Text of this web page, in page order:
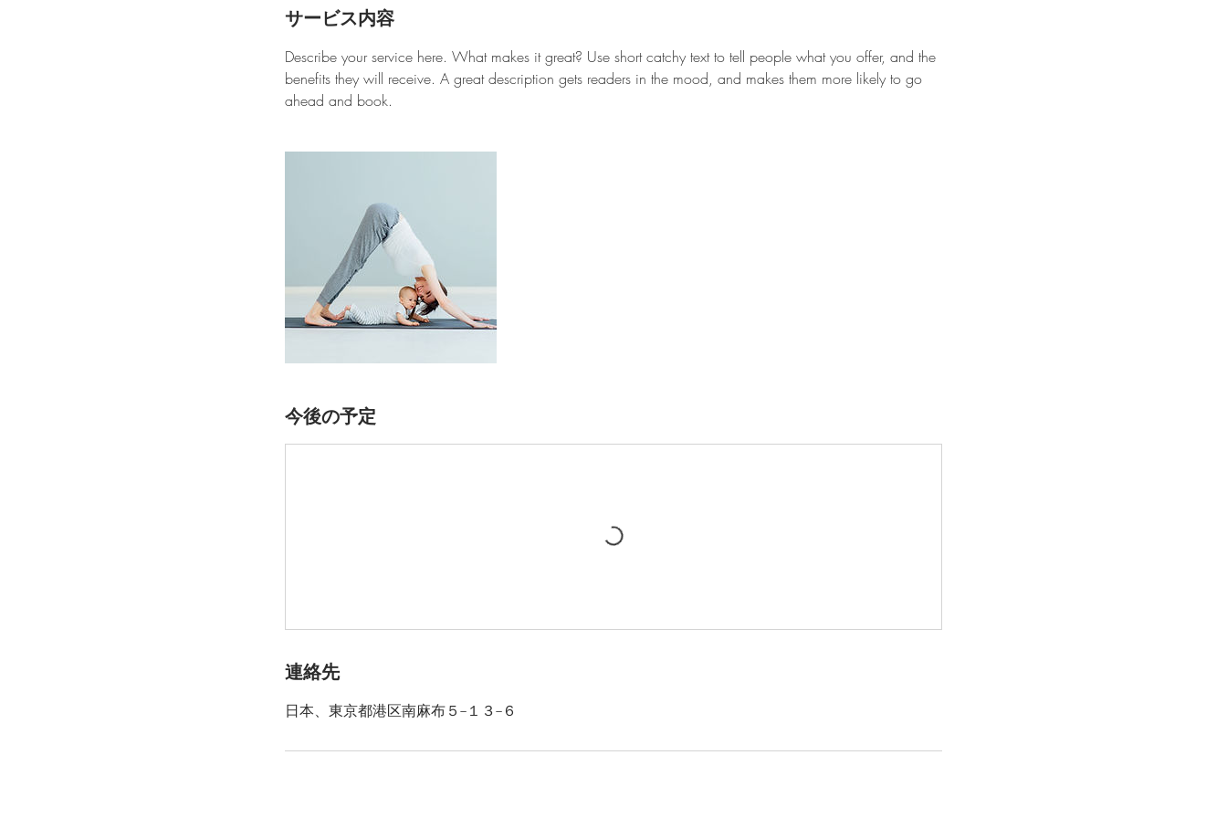
サービス内容
Describe your service here. What makes it great? Use short catchy text to tell people what you offer, and the
benefits they will receive. A great description gets readers in the mood, and makes them more likely to go
ahead and book.
今後の予定
連絡先
日本、東京都港区南麻布５−１３−６